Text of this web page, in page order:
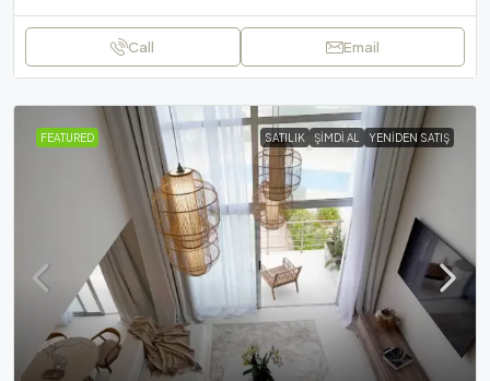
Call Email
FEATURED SATILIK ŞIMDI AL YENIDEN SATIŞ